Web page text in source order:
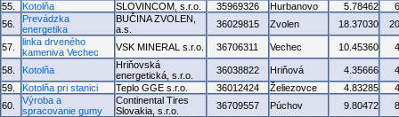
55.
Kotolňa SLOVINCOM, s.r.o. 35969326 Hurbanovo 5.78462
56.
Prevádzka
energetika
BUČINA ZVOLEN,
a.s.
36029815 Zvolen 18.37030
57.
linka drveného
kameniva Vechec
VSK MINERAL s.r.o. 36706311 Vechec 10.45360
58. Kotolňa
Hriňovská
energetická, s.r.o.
36038822 Hriňová 4.35666
59.
Kotolňa pri stanici Teplo GGE s.r.o. 36012424 Želiezovce 4.83285
60.
Výroba a
spracovanie gumy
Continental Tires
Slovakia, s.r.o.
36709557 Púchov 9.80472